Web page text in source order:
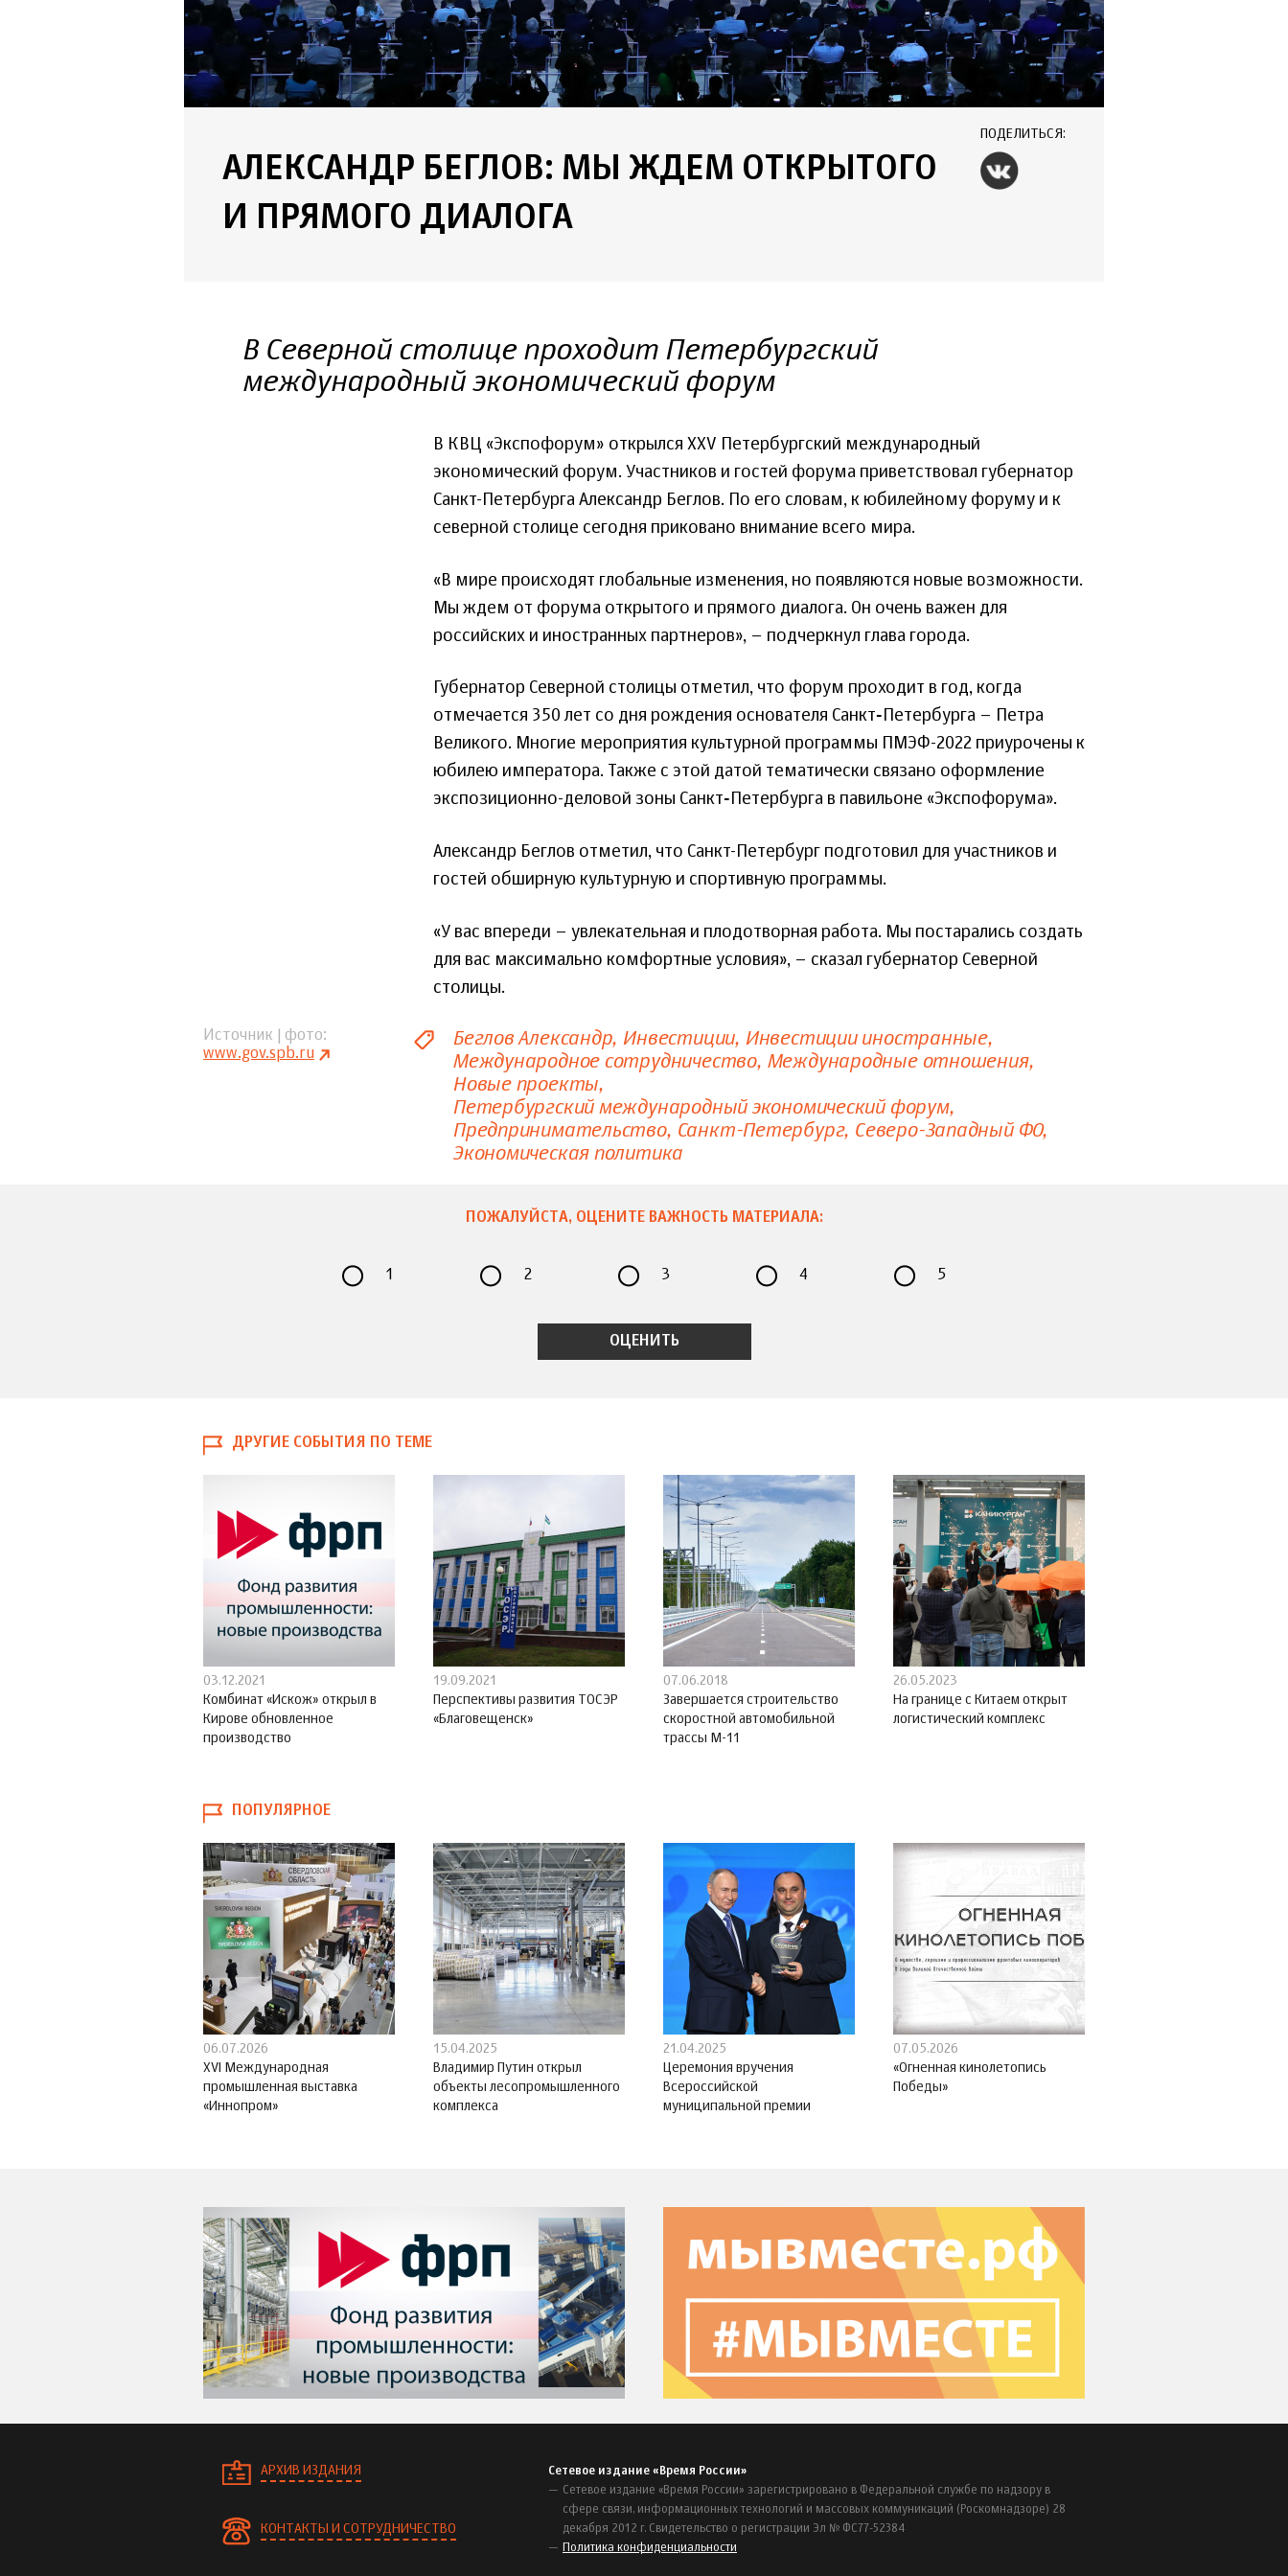
ПОДЕЛИТЬСЯ:
АЛЕКСАНДР БЕГЛОВ: МЫ ЖДЕМ ОТКРЫТОГО
И ПРЯМОГО ДИАЛОГА
В Северной столице проходит Петербургский
международный экономический форум
В КВЦ «Экспофорум» открылся XXV Петербургский международный
экономический форум. Участников и гостей форума приветствовал губернатор
Санкт-Петербурга Александр Беглов. По его словам, к юбилейному форуму и к
северной столице сегодня приковано внимание всего мира.
«В мире происходят глобальные изменения, но появляются новые возможности.
Мы ждем от форума открытого и прямого диалога. Он очень важен для
российских и иностранных партнеров», – подчеркнул глава города.
Губернатор Северной столицы отметил, что форум проходит в год, когда
отмечается 350 лет со дня рождения основателя Санкт‑Петербурга – Петра
Великого. Многие мероприятия культурной программы ПМЭФ-2022 приурочены к
юбилею императора. Также с этой датой тематически связано оформление
экспозиционно-деловой зоны Санкт‑Петербурга в павильоне «Экспофорума».
Александр Беглов отметил, что Санкт-Петербург подготовил для участников и
гостей обширную культурную и спортивную программы.
«У вас впереди – увлекательная и плодотворная работа. Мы постарались создать
для вас максимально комфортные условия», – сказал губернатор Северной
столицы.
Источник | фото
www.gov.spb.ru
Беглов Александр Инвестиции Инвестиции иностранные
Международное сотрудничество Международные отношения
Новые проекты
Петербургский международный экономический форум
Предпринимательство Санкт-Петербург Северо-Западный ФО
Экономическая политика
ПОЖАЛУЙСТА, ОЦЕНИТЕ ВАЖНОСТЬ МАТЕРИАЛА:
1 2 3 4 5
ДРУГИЕ СОБЫТИЯ ПО ТЕМЕ
03.12.2021
Комбинат «Искож» открыл в
Кирове обновленное
производство
19.09.2021
Перспективы развития ТОСЭР
«Благовещенск»
07.06.2018
Завершается строительство
скоростной автомобильной
трассы М-11
26.05.2023
На границе с Китаем открыт
логистический комплекс
ПОПУЛЯРНОЕ
06.07.2026
XVI Международная
промышленная выставка
«Иннопром»
15.04.2025
Владимир Путин открыл
объекты лесопромышленного
комплекса
21.04.2025
Церемония вручения
Всероссийской
муниципальной премии
07.05.2026
«Огненная кинолетопись
Победы»
АРХИВ ИЗДАНИЯ
КОНТАКТЫ И СОТРУДНИЧЕСТВО
Сетевое издание «Время России»
Сетевое издание «Время России» зарегистрировано в Федеральной службе по надзору в
сфере связи, информационных технологий и массовых коммуникаций (Роскомнадзоре) 28
декабря 2012 г. Свидетельство о регистрации Эл № ФС77-52384
Политика конфиденциальности